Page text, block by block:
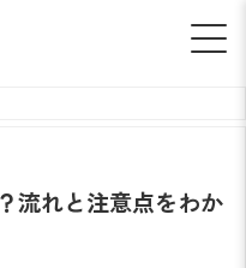
流れと注意点をわか